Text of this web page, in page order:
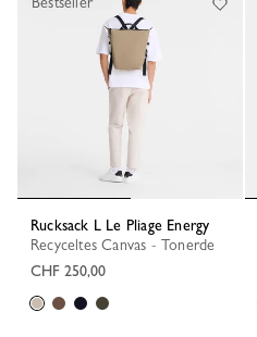
Rucksack L Le Pliage Energy
Recyceltes Canvas - Tonerde
CHF 250,00